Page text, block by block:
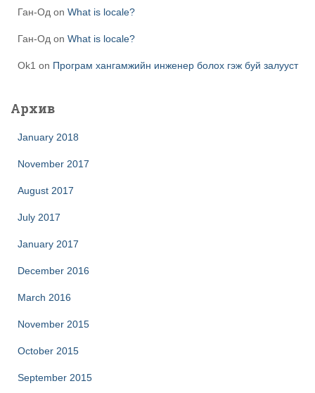
Ган-Од on What is locale?
Ган-Од on What is locale?
Ok1 on Програм хангамжийн инженер болох гэж буй залууст
Архив
January 2018
November 2017
August 2017
July 2017
January 2017
December 2016
March 2016
November 2015
October 2015
September 2015